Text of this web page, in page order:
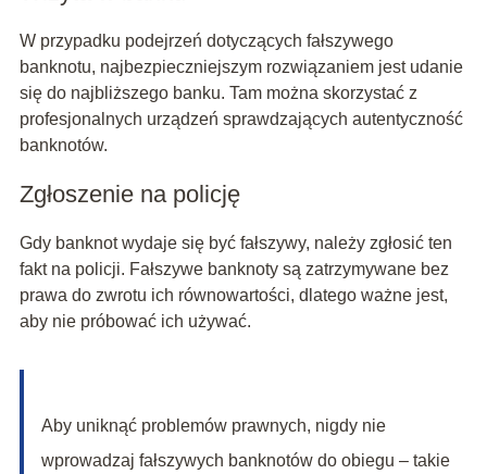
W przypadku podejrzeń dotyczących fałszywego
banknotu, najbezpieczniejszym rozwiązaniem jest udanie
się do najbliższego banku. Tam można skorzystać z
profesjonalnych urządzeń sprawdzających autentyczność
banknotów.
Zgłoszenie na policję
Gdy banknot wydaje się być fałszywy, należy zgłosić ten
fakt na policji. Fałszywe banknoty są zatrzymywane bez
prawa do zwrotu ich równowartości, dlatego ważne jest,
aby nie próbować ich używać.
Aby uniknąć problemów prawnych, nigdy nie
wprowadzaj fałszywych banknotów do obiegu – takie